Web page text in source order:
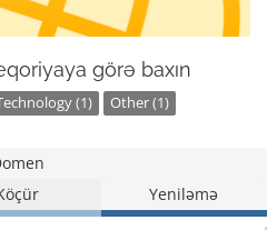
görə baxın
(1) Other (1)
Yeniləmə